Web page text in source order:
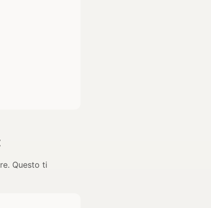
Questo ti